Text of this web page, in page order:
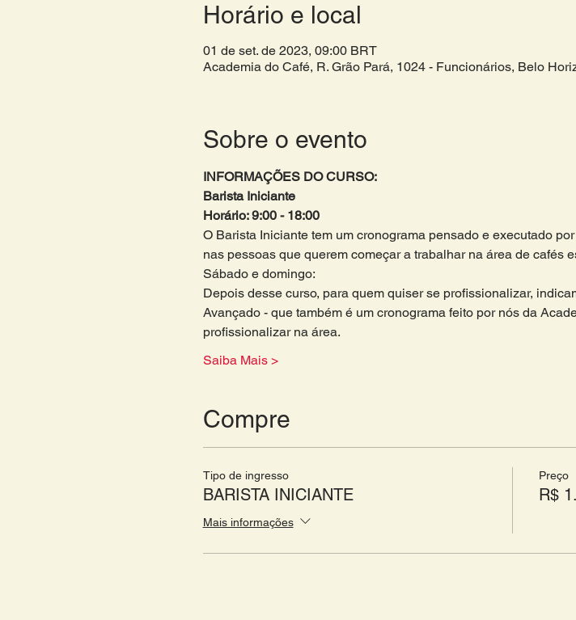
Horário e local
01 de set. de 2023, 09:00 BRT
Academia do Café, R. Grão Pará, 1024 - Funcionários, Belo
Sobre o evento
INFORMAÇÕES DO CURSO:
Barista Iniciante
Horário: 9:00 - 18:00
O Barista Iniciante tem um cronograma pensado e executado
nas pessoas que querem começar a trabalhar na área de cafés
Sábado e domingo:
Depois desse curso, para quem quiser se profissionalizar,
Avançado - que também é um cronograma feito por nós da
profissionalizar na área.
Saiba Mais >
Compre
Tipo de ingresso
BARISTA INICIANTE
Mais informações
Preço
R$